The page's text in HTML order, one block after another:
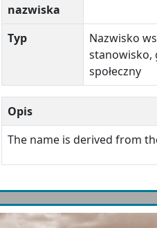
nazwiska
Typ
Nazwisko
stanowisko,
społeczny
Opis
The name is derived from